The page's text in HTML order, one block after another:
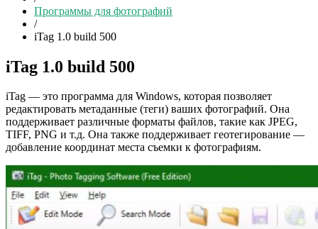
Программы для фотографий
/
iTag 1.0 build 500
iTag 1.0 build 500
iTag — это программа для Windows, которая позволяет
редактировать метаданные (теги) ваших фотографий. Она
поддерживает различные форматы файлов, такие как JPEG,
TIFF, PNG и т.д. Она также поддерживает геотегирование —
добавление координат места съемки к фотографиям.